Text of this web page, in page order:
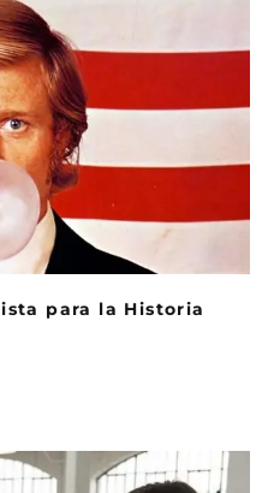
para la Historia